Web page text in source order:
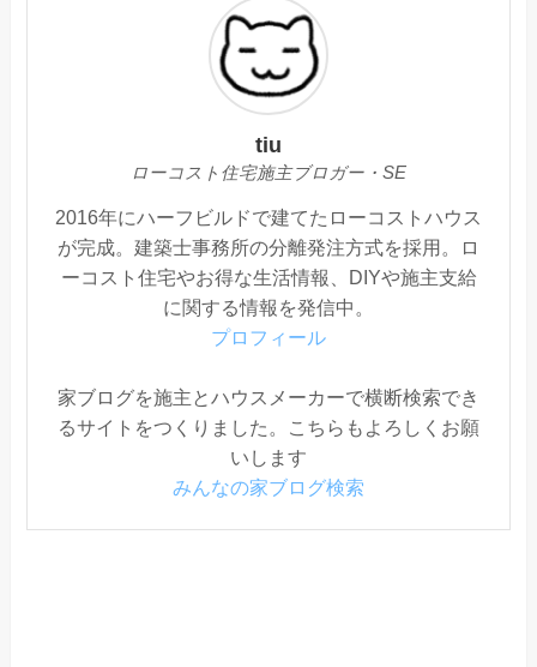
tiu
ローコスト住宅施主ブロガー・SE
2016年にハーフビルドで建てたローコストハウス
が完成。建築士事務所の分離発注方式を採用。ロ
ーコスト住宅やお得な生活情報、DIYや施主支給
に関する情報を発信中。
プロフィール
家ブログを施主とハウスメーカーで横断検索でき
るサイトをつくりました。こちらもよろしくお願
いします
みんなの家ブログ検索